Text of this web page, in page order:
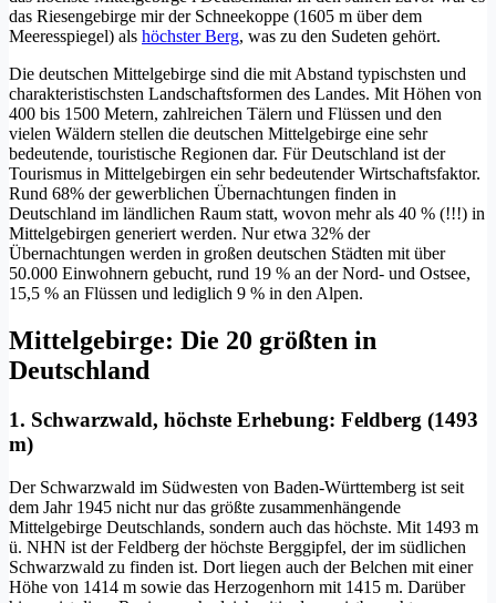
das Riesengebirge mir der Schneekoppe (1605 m über dem
Meeresspiegel) als höchster Berg, was zu den Sudeten gehört.
Die deutschen Mittelgebirge sind die mit Abstand typischsten und
charakteristischsten Landschaftsformen des Landes. Mit Höhen von
400 bis 1500 Metern, zahlreichen Tälern und Flüssen und den
vielen Wäldern stellen die deutschen Mittelgebirge eine sehr
bedeutende, touristische Regionen dar. Für Deutschland ist der
Tourismus in Mittelgebirgen ein sehr bedeutender Wirtschaftsfaktor.
Rund 68% der gewerblichen Übernachtungen finden in
Deutschland im ländlichen Raum statt, wovon mehr als 40 % (!!!) in
Mittelgebirgen generiert werden. Nur etwa 32% der
Übernachtungen werden in großen deutschen Städten mit über
50.000 Einwohnern gebucht, rund 19 % an der Nord- und Ostsee,
15,5 % an Flüssen und lediglich 9 % in den Alpen.
Mittelgebirge: Die 20 größten in
Deutschland
1. Schwarzwald, höchste Erhebung: Feldberg (1493
m)
Der Schwarzwald im Südwesten von Baden-Württemberg ist seit
dem Jahr 1945 nicht nur das größte zusammenhängende
Mittelgebirge Deutschlands, sondern auch das höchste. Mit 1493 m
ü. NHN ist der Feldberg der höchste Berggipfel, der im südlichen
Schwarzwald zu finden ist. Dort liegen auch der Belchen mit einer
Höhe von 1414 m sowie das Herzogenhorn mit 1415 m. Darüber